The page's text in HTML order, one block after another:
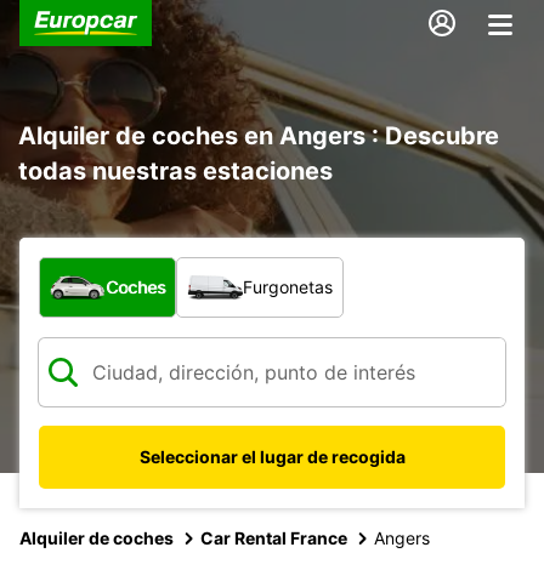
Alquiler de coches en Angers : Descubre
todas nuestras estaciones
¿Qué tipo de vehículo?
Coches Furgonetas
Seleccionar el lugar de recogida
Alquiler de coches Car Rental France Angers